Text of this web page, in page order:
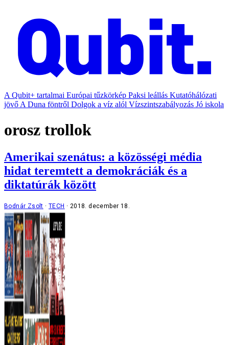
A Qubit+ tartalmai Európai tűzkörkép Paksi leállás Kutatóhálózati
jövő A Duna föntről Dolgok a víz alól Vízszintszabályozás Jó iskola
orosz trollok
Amerikai szenátus: a közösségi média
hidat teremtett a demokráciák és a
diktatúrák között
Bodnár Zsolt TECH 2018. december 18.